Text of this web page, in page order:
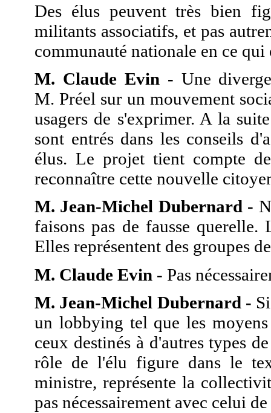
Des élus peuvent très bien
militants associatifs, et pas
communauté nationale en ce qui
M. Claude Evin - Une
M. Préel sur un mouvement
usagers de s'exprimer. A la
sont entrés dans les conseils
élus. Le projet tient compte
reconnaître cette nouvelle
M. Jean-Michel Dubernard -
faisons pas de fausse
Elles représentent des groupes
M. Claude Evin - Pas
M. Jean-Michel Dubernard -
un lobbying tel que les
ceux destinés à d'autres types
rôle de l'élu figure dans le
ministre, représente la
pas nécessairement avec celui